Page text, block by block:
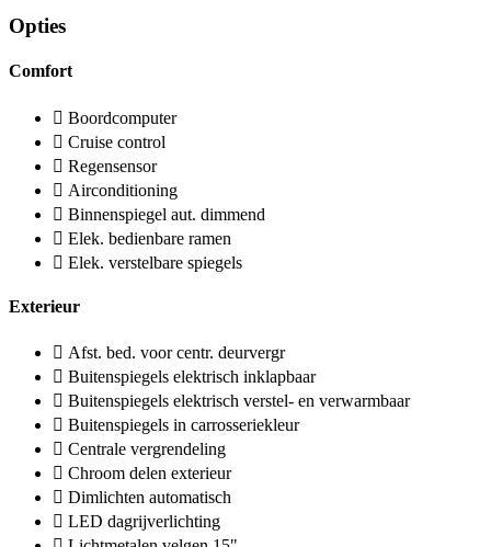
Opties
Comfort
Boordcomputer
Cruise control
Regensensor
Airconditioning
Binnenspiegel aut. dimmend
Elek. bedienbare ramen
Elek. verstelbare spiegels
Exterieur
Afst. bed. voor centr. deurvergr
Buitenspiegels elektrisch inklapbaar
Buitenspiegels elektrisch verstel- en verwarmbaar
Buitenspiegels in carrosseriekleur
Centrale vergrendeling
Chroom delen exterieur
Dimlichten automatisch
LED dagrijverlichting